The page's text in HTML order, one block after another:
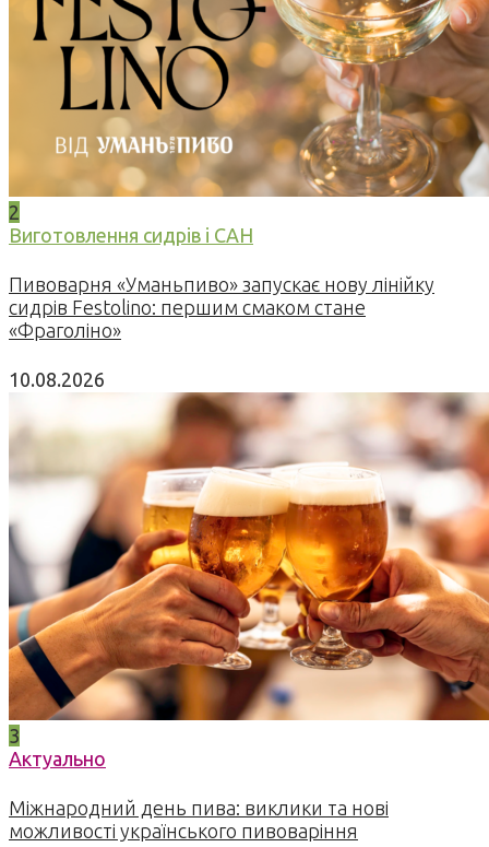
2
Виготовлення сидрів і САН
Пивоварня «Уманьпиво» запускає нову лінійку
сидрів Festolino: першим смаком стане
«Фраголіно»
10.08.2026
3
Актуально
Міжнародний день пива: виклики та нові
можливості українського пивоваріння